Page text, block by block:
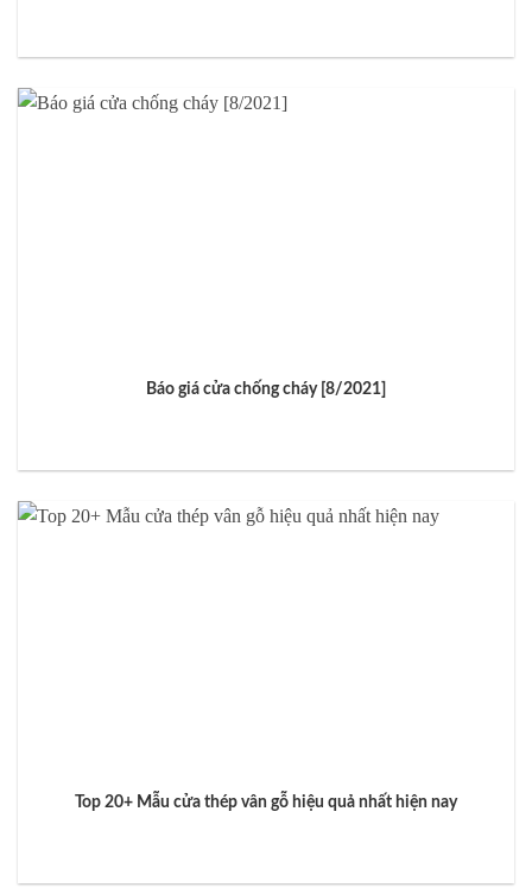
Báo giá cửa chống cháy [8/2021]
Top 20+ Mẫu cửa thép vân gỗ hiệu quả nhất hiện nay